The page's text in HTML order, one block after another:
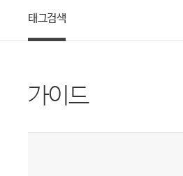
태그검색
가이드